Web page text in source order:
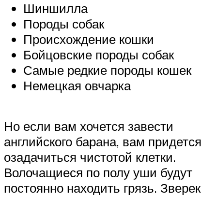
Шиншилла
Породы собак
Происхождение кошки
Бойцовские породы собак
Самые редкие породы кошек
Немецкая овчарка
Но если вам хочется завести
английского барана, вам придется
озадачиться чистотой клетки.
Волочащиеся по полу уши будут
постоянно находить грязь. Зверек